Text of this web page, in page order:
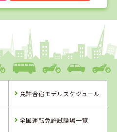
スクール日ノ出校
免許合宿モデルスケジュール
全国運転免許試験場一覧